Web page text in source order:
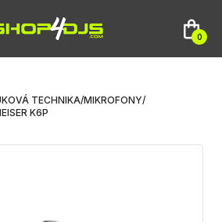
0
TECHNIKA/MIKROFONY/
K6P